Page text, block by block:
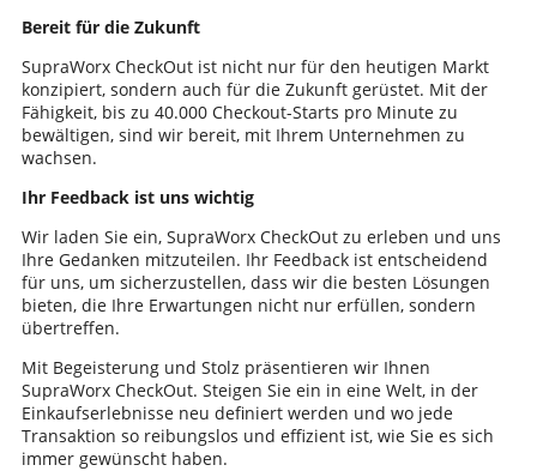
Bereit für die Zukunft
SupraWorx CheckOut ist nicht nur für den heutigen Markt
konzipiert, sondern auch für die Zukunft gerüstet. Mit der
Fähigkeit, bis zu 40.000 Checkout-Starts pro Minute zu
bewältigen, sind wir bereit, mit Ihrem Unternehmen zu
wachsen.
Ihr Feedback ist uns wichtig
Wir laden Sie ein, SupraWorx CheckOut zu erleben und uns
Ihre Gedanken mitzuteilen. Ihr Feedback ist entscheidend
für uns, um sicherzustellen, dass wir die besten Lösungen
bieten, die Ihre Erwartungen nicht nur erfüllen, sondern
übertreffen.
Mit Begeisterung und Stolz präsentieren wir Ihnen
SupraWorx CheckOut. Steigen Sie ein in eine Welt, in der
Einkaufserlebnisse neu definiert werden und wo jede
Transaktion so reibungslos und effizient ist, wie Sie es sich
immer gewünscht haben.